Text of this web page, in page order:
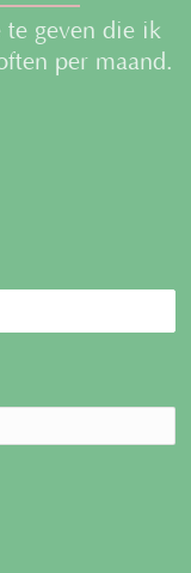
geven die ik
per maand.